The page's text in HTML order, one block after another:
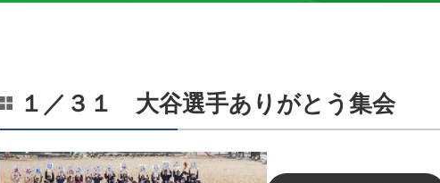
１／３１ 大谷選手ありがとう集会